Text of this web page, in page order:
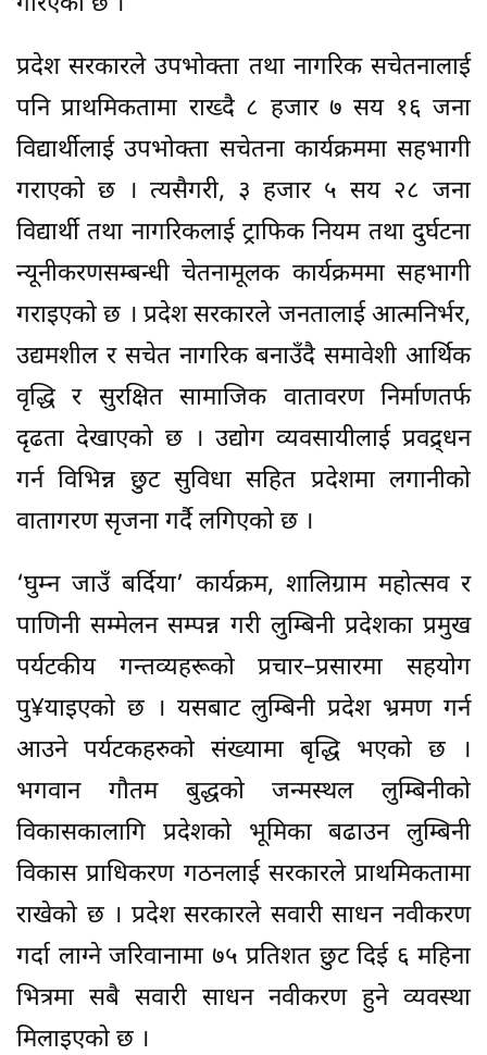
प्रदेश सरकारले उपभोक्ता तथा नागरिक सचेतनालाई
पनि प्राथमिकतामा राख्दै ८ हजार ७ सय १६ जना
विद्यार्थीलाई उपभोक्ता सचेतना कार्यक्रममा सहभागी
गराएको छ । त्यसैगरी, ३ हजार ५ सय २८ जना
विद्यार्थी तथा नागरिकलाई ट्राफिक नियम तथा दुर्घटना
न्यूनीकरणसम्बन्धी चेतनामूलक कार्यक्रममा सहभागी
गराइएको छ । प्रदेश सरकारले जनतालाई आत्मनिर्भर,
उद्यमशील र सचेत नागरिक बनाउँदै समावेशी आर्थिक
वृद्धि र सुरक्षित सामाजिक वातावरण निर्माणतर्फ
दृढता देखाएको छ । उद्योग व्यवसायीलाई प्रवद्र्धन
गर्न विभिन्न छुट सुविधा सहित प्रदेशमा लगानीको
वातागरण सृजना गर्दै लगिएको छ ।
‘घुम्न जाउँ बर्दिया’ कार्यक्रम, शालिग्राम महोत्सव र
पाणिनी सम्मेलन सम्पन्न गरी लुम्बिनी प्रदेशका प्रमुख
पर्यटकीय गन्तव्यहरूको प्रचार–प्रसारमा सहयोग
पु¥याइएको छ । यसबाट लुम्बिनी प्रदेश भ्रमण गर्न
आउने पर्यटकहरुको संख्यामा बृद्धि भएको छ ।
भगवान गौतम बुद्धको जन्मस्थल लुम्बिनीको
विकासकालागि प्रदेशको भूमिका बढाउन लुम्बिनी
विकास प्राधिकरण गठनलाई सरकारले प्राथमिकतामा
राखेको छ । प्रदेश सरकारले सवारी साधन नवीकरण
गर्दा लाग्ने जरिवानामा ७५ प्रतिशत छुट दिई ६ महिना
भित्रमा सबै सवारी साधन नवीकरण हुने व्यवस्था
मिलाइएको छ ।